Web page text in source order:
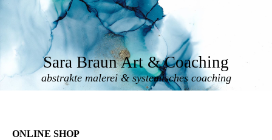
Sara Braun Art & Coaching
abstrakte malerei & systemisches coaching
ONLINE SHOP